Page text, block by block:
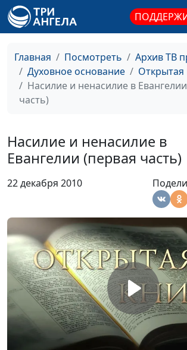
Главная Посмотреть
Архив ТВ
Духовное основание
Открытая
Насилие и ненасилие в
часть)
Насилие и ненасилие в
Евангелии (первая часть)
22 декабря 2010
Наша ценность
Юлия
Причины греха
Юлия
Эдуард
Стойкость святых
Юрий
Вера и исцеление в
Евангелии (вторая часть)
Юрий
Вера и исцеление в
Евангелии (первая часть)
Юлия
Юрий
Насилие и ненасилие в
Евангелии (вторая часть)
Юлия
Юрий